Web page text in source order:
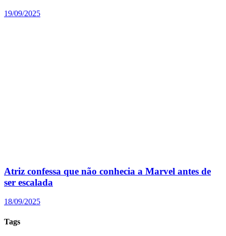
19/09/2025
Atriz confessa que não conhecia a Marvel antes de
ser escalada
18/09/2025
Tags